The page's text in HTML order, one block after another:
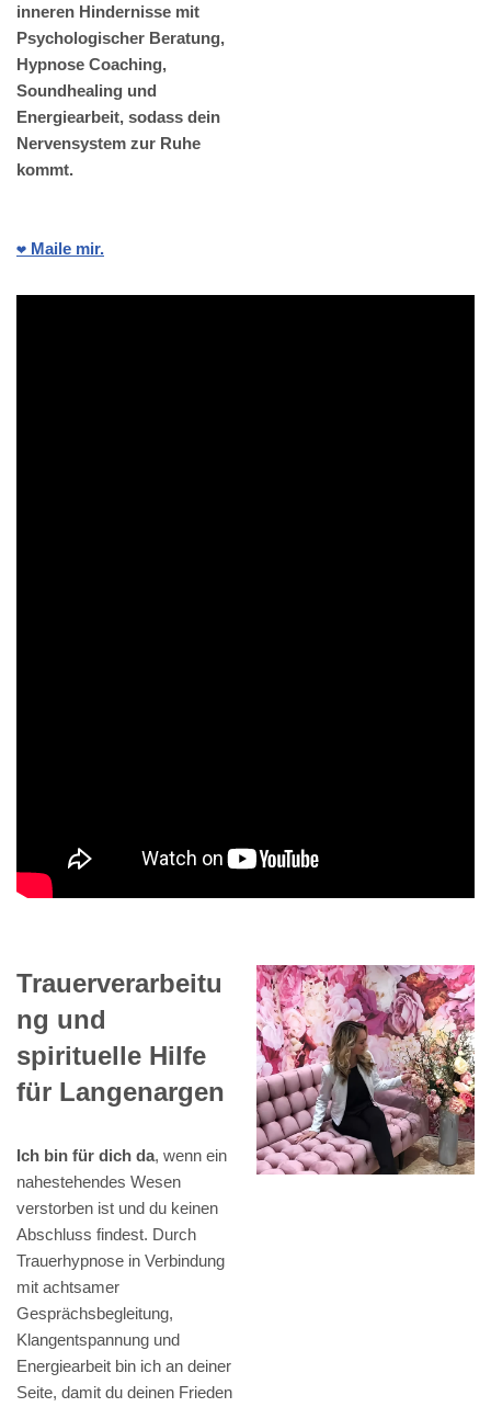
inneren Hindernisse mit
Psychologischer Beratung,
Hypnose Coaching,
Soundhealing und
Energiearbeit, sodass dein
Nervensystem zur Ruhe
kommt.
❤️ Maile mir.
Trauerverarbeitu
ng und
spirituelle Hilfe
für Langenargen
Ich bin für dich da, wenn ein
nahestehendes Wesen
verstorben ist und du keinen
Abschluss findest. Durch
Trauerhypnose in Verbindung
mit achtsamer
Gesprächsbegleitung,
Klangentspannung und
Energiearbeit bin ich an deiner
Seite, damit du deinen Frieden